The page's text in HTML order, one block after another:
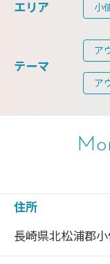
エリア 小
テーマ
ア
ア
住所
長崎県北松浦郡